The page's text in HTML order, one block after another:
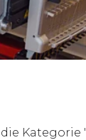
Kategorie